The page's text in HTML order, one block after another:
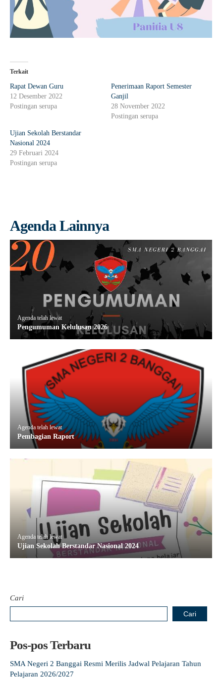
Terkait
Rapat Dewan Guru
12 Desember 2022
Postingan serupa
Penerimaan Raport Semester
Ganjil
28 November 2022
Postingan serupa
Ujian Sekolah Berstandar
Nasional 2024
29 Februari 2024
Postingan serupa
Agenda Lainnya
Agenda telah lewat
Pengumuman Kelulusan 2026
Agenda telah lewat
Pembagian Raport
Agenda telah lewat
Ujian Sekolah Berstandar Nasional 2024
Cari
Cari
Pos-pos Terbaru
SMA Negeri 2 Banggai Resmi Merilis Jadwal Pelajaran Tahun
Pelajaran 2026/2027